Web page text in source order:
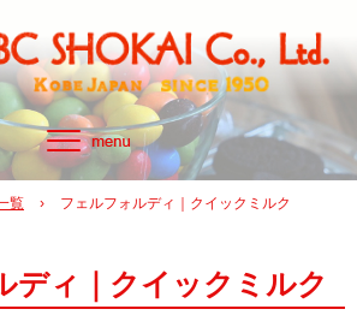
覧 › フェルフォルディ｜クイックミルク
ディ｜クイックミルク